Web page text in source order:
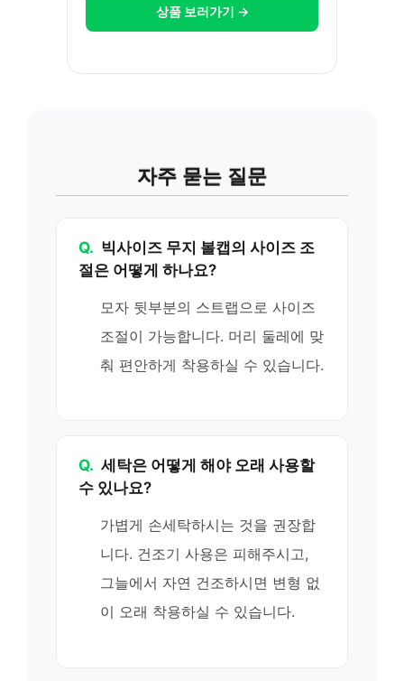
상품 보러가기 →
자주 묻는 질문
Q. 빅사이즈 무지 볼캡의 사이즈 조
절은 어떻게 하나요?
모자 뒷부분의 스트랩으로 사이즈
조절이 가능합니다. 머리 둘레에 맞
춰 편안하게 착용하실 수 있습니다.
Q. 세탁은 어떻게 해야 오래 사용할
수 있나요?
가볍게 손세탁하시는 것을 권장합
니다. 건조기 사용은 피해주시고,
그늘에서 자연 건조하시면 변형 없
이 오래 착용하실 수 있습니다.